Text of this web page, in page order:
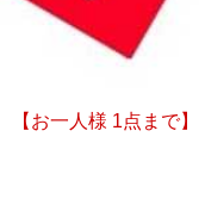
【お一人様 1点まで】